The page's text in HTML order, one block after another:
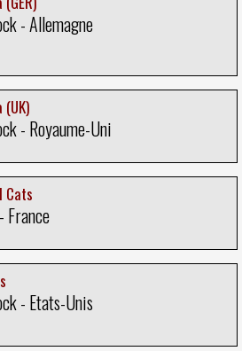
- Allemagne
(UK)
- Royaume-Uni
Cats
France
- Etats-Unis